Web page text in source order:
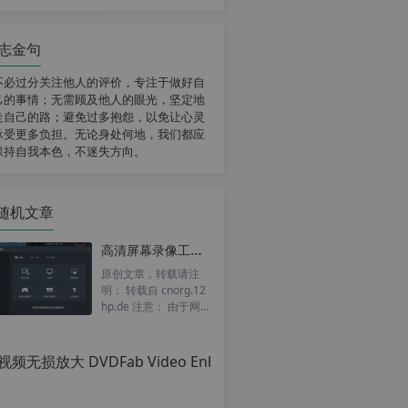
金句
必过分关注他人的评价，专注于做好自
的事情；无需顾及他人的眼光，坚定地
自己的路；避免过多抱怨，以免让心灵
受更多负担。无论身处何地，我们都应
持自我本色，不迷失方向。
机文章
高清屏幕录像工具 Bandicam 6.0.4.2024 中文多国语言特别版
原创文章，转载请注
明： 转载自 cnorg.12
hp.de 注意： 由于网